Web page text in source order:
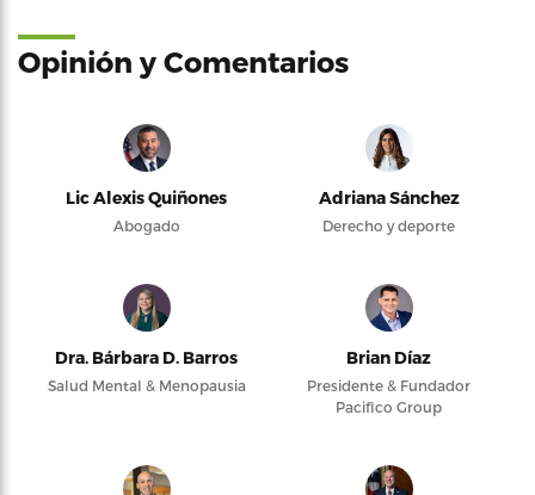
Opinión y Comentarios
Lic Alexis Quiñones
Abogado
Adriana Sánchez
Derecho y deporte
Dra. Bárbara D. Barros
Salud Mental & Menopausia
Brian Díaz
Presidente & Fundador
Pacifico Group